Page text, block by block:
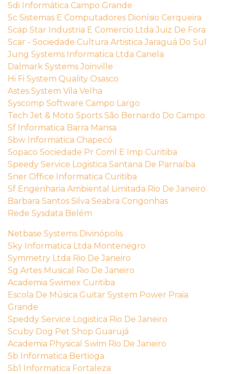
Sdi Informática Campo Grande
Sc Sistemas E Computadores Dionísio Cerqueira
Scap Star Industria E Comercio Ltda Juiz De Fora
Scar - Sociedade Cultura Artistica Jaraguá Do Sul
Jung Systems Informatica Ltda Canela
Dalmark Systems Joinville
Hi Fi System Quality Osasco
Astes System Vila Velha
Syscomp Software Campo Largo
Tech Jet & Moto Sports São Bernardo Do Campo
Sf Informatica Barra Mansa
Sbw Informatica Chapecó
Sopaco Sociedade Pr Coml E Imp Curitiba
Speedy Service Logistica Santana De Parnaíba
Sner Office Informatica Curitiba
Sf Engenharia Ambiental Limitada Rio De Janeiro
Barbara Santos Silva Seabra Congonhas
Rede Sysdata Belém
Netbase Systems Divinópolis
Sky Informatica Ltda Montenegro
Symmetry Ltda Rio De Janeiro
Sg Artes Musical Rio De Janeiro
Academia Swimex Curitiba
Escola De Música Guitar System Power Praia
Grande
Speddy Service Logistica Rio De Janeiro
Scuby Dog Pet Shop Guarujá
Academia Physical Swim Rio De Janeiro
Sb Informatica Bertioga
Sb1 Informatica Fortaleza